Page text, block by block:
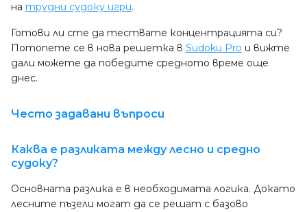
на трудни судоку игри.
Готови ли сте да тествате концентрацията си?
Потопете се в нова решетка в Sudoku Pro и вижте
дали можете да победите средното време още
днес.
Често задавани въпроси
Каква е разликата между лесно и средно
судоку?
Основната разлика е в необходимата логика. Докато
лесните пъзели могат да се решат с базово